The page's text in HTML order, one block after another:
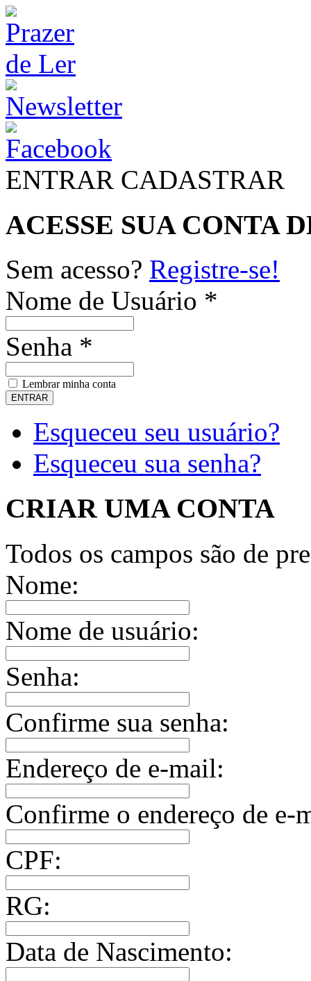
ENTRAR CADASTRAR
ACESSE SUA CONTA
Sem acesso? Registre-se!
Nome de Usuário *
Senha *
Lembrar minha conta
Esqueceu seu usuário?
Esqueceu sua senha?
CRIAR UMA CONTA
Todos os campos são de
Nome:
Nome de usuário:
Senha:
Confirme sua senha:
Endereço de e-mail:
Confirme o endereço de e-
CPF:
RG:
Data de Nascimento: